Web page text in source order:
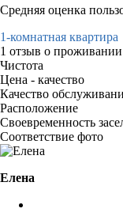
Средняя оценка
1-комнатная квартира
1 отзыв о проживании
Чистота
Цена - качество
Качество
Расположение
Своевременность
Соответствие фото
Елена